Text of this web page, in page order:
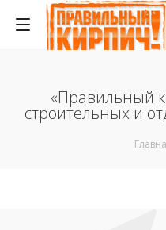
«Правильный
строительных и